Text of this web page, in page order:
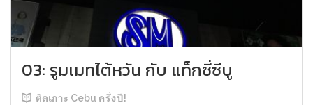
03: รูมเมทไต้หวัน กับ แท็กซี่ซีบู
ติดเกาะ Cebu ครึ่งปี!